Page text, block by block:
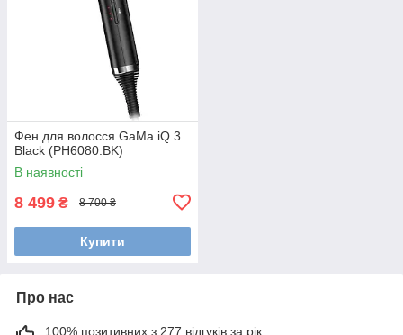
Фен для волосся GaMa iQ 3
Black (PH6080.BK)
В наявності
8 499 ₴ 8 700 ₴
Купити
Про нас
100% позитивних з 277 відгуків за рік